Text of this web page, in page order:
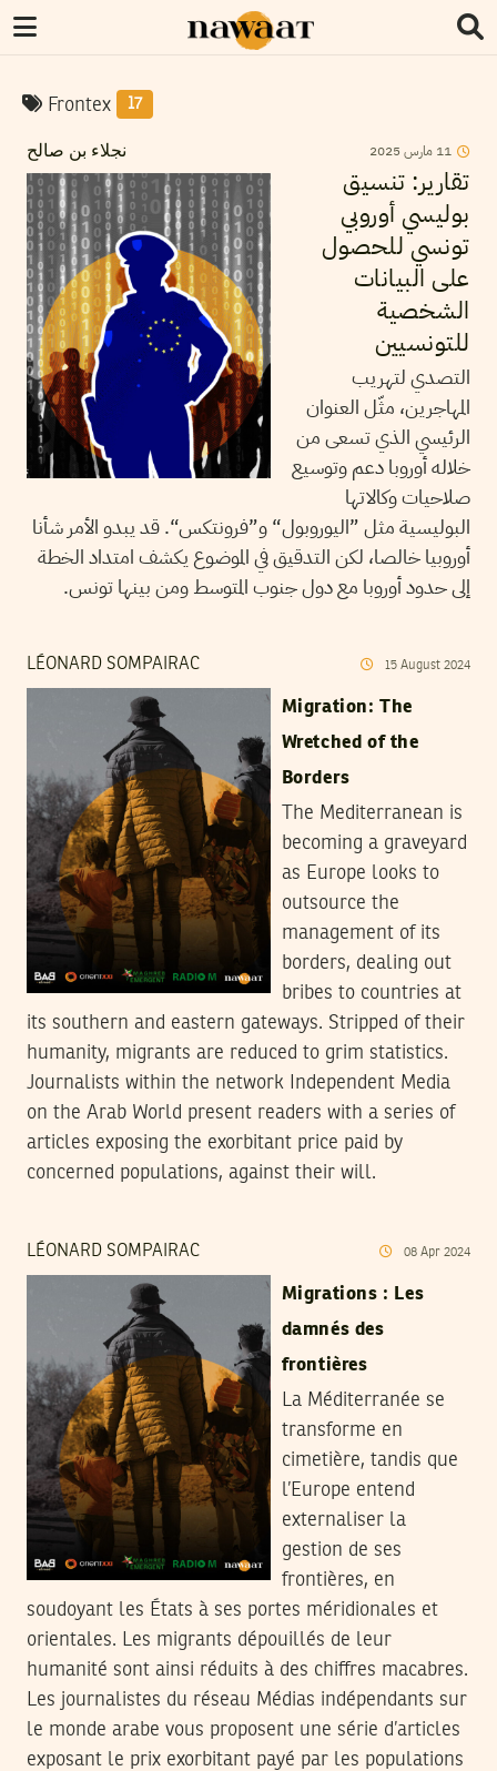
Frontex 17
نجلاء بن صالح 11 مارس 2025
تقارير: تنسيق
بوليسي أوروبي
تونسي للحصول
على البيانات
الشخصية
للتونسيين
التصدي لتهريب
المهاجرين، مثّل العنوان
الرئيسي الذي تسعى من
خلاله أوروبا دعم وتوسيع
صلاحيات وكالاتها
البوليسية مثل ”اليوروبول“ و”فرونتكس“. قد يبدو الأمر شأنا
أوروبيا خالصا، لكن التدقيق في الموضوع يكشف امتداد الخطة
إلى حدود أوروبا مع دول جنوب المتوسط ومن بينها تونس.
LÉONARD SOMPAIRAC 15 August 2024
Migration: The
Wretched of the
Borders
The Mediterranean is
becoming a graveyard
as Europe looks to
outsource the
management of its
borders, dealing out
bribes to countries at
its southern and eastern gateways. Stripped of their
humanity, migrants are reduced to grim statistics.
Journalists within the network Independent Media
on the Arab World present readers with a series of
articles exposing the exorbitant price paid by
concerned populations, against their will.
LÉONARD SOMPAIRAC 08 Apr 2024
Migrations : Les
damnés des
frontières
La Méditerranée se
transforme en
cimetière, tandis que
l’Europe entend
externaliser la
gestion de ses
frontières, en
soudoyant les États à ses portes méridionales et
orientales. Les migrants dépouillés de leur
humanité sont ainsi réduits à des chiffres macabres.
Les journalistes du réseau Médias indépendants sur
le monde arabe vous proposent une série d’articles
exposant le prix exorbitant payé par les populations